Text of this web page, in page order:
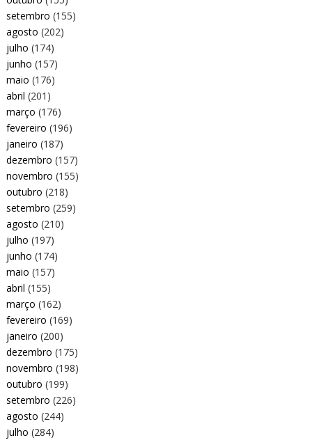
setembro (155)
agosto (202)
julho (174)
junho (157)
maio (176)
abril (201)
março (176)
fevereiro (196)
janeiro (187)
dezembro (157)
novembro (155)
outubro (218)
setembro (259)
agosto (210)
julho (197)
junho (174)
maio (157)
abril (155)
março (162)
fevereiro (169)
janeiro (200)
dezembro (175)
novembro (198)
outubro (199)
setembro (226)
agosto (244)
julho (284)